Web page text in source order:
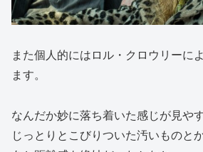
また個人的にはロル・クロウリーに
ます。
なんだか妙に落ち着いた感じが見や
じっとりとこびりついた汚いものと